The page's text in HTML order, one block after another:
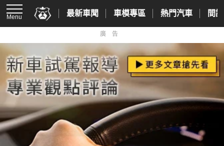
Menu 最新車聞 車模專區 熱門汽車 間
廣告